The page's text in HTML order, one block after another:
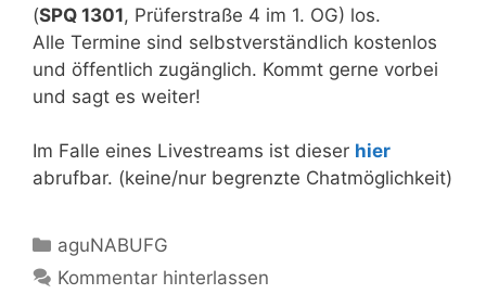
(SPQ 1301, Prüferstraße 4 im 1. OG) los.
Alle Termine sind selbstverständlich kostenlos
und öffentlich zugänglich. Kommt gerne vorbei
und sagt es weiter!
Im Falle eines Livestreams ist dieser hier
abrufbar. (keine/nur begrenzte Chatmöglichkeit)
Kategorien
aguNABUFG
Kommentar hinterlassen